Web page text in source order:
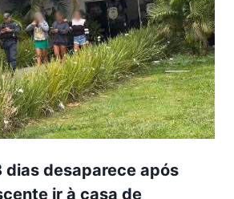
dias desaparece após
ir à casa de